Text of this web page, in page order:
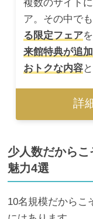
複数のサイト
ア。その中で
る限定フェア
来館特典が追
おトクな内容
詳
少人数だから
魅力4選
10名規模だからこ